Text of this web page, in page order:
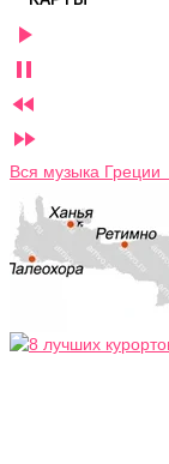




Вся музыка